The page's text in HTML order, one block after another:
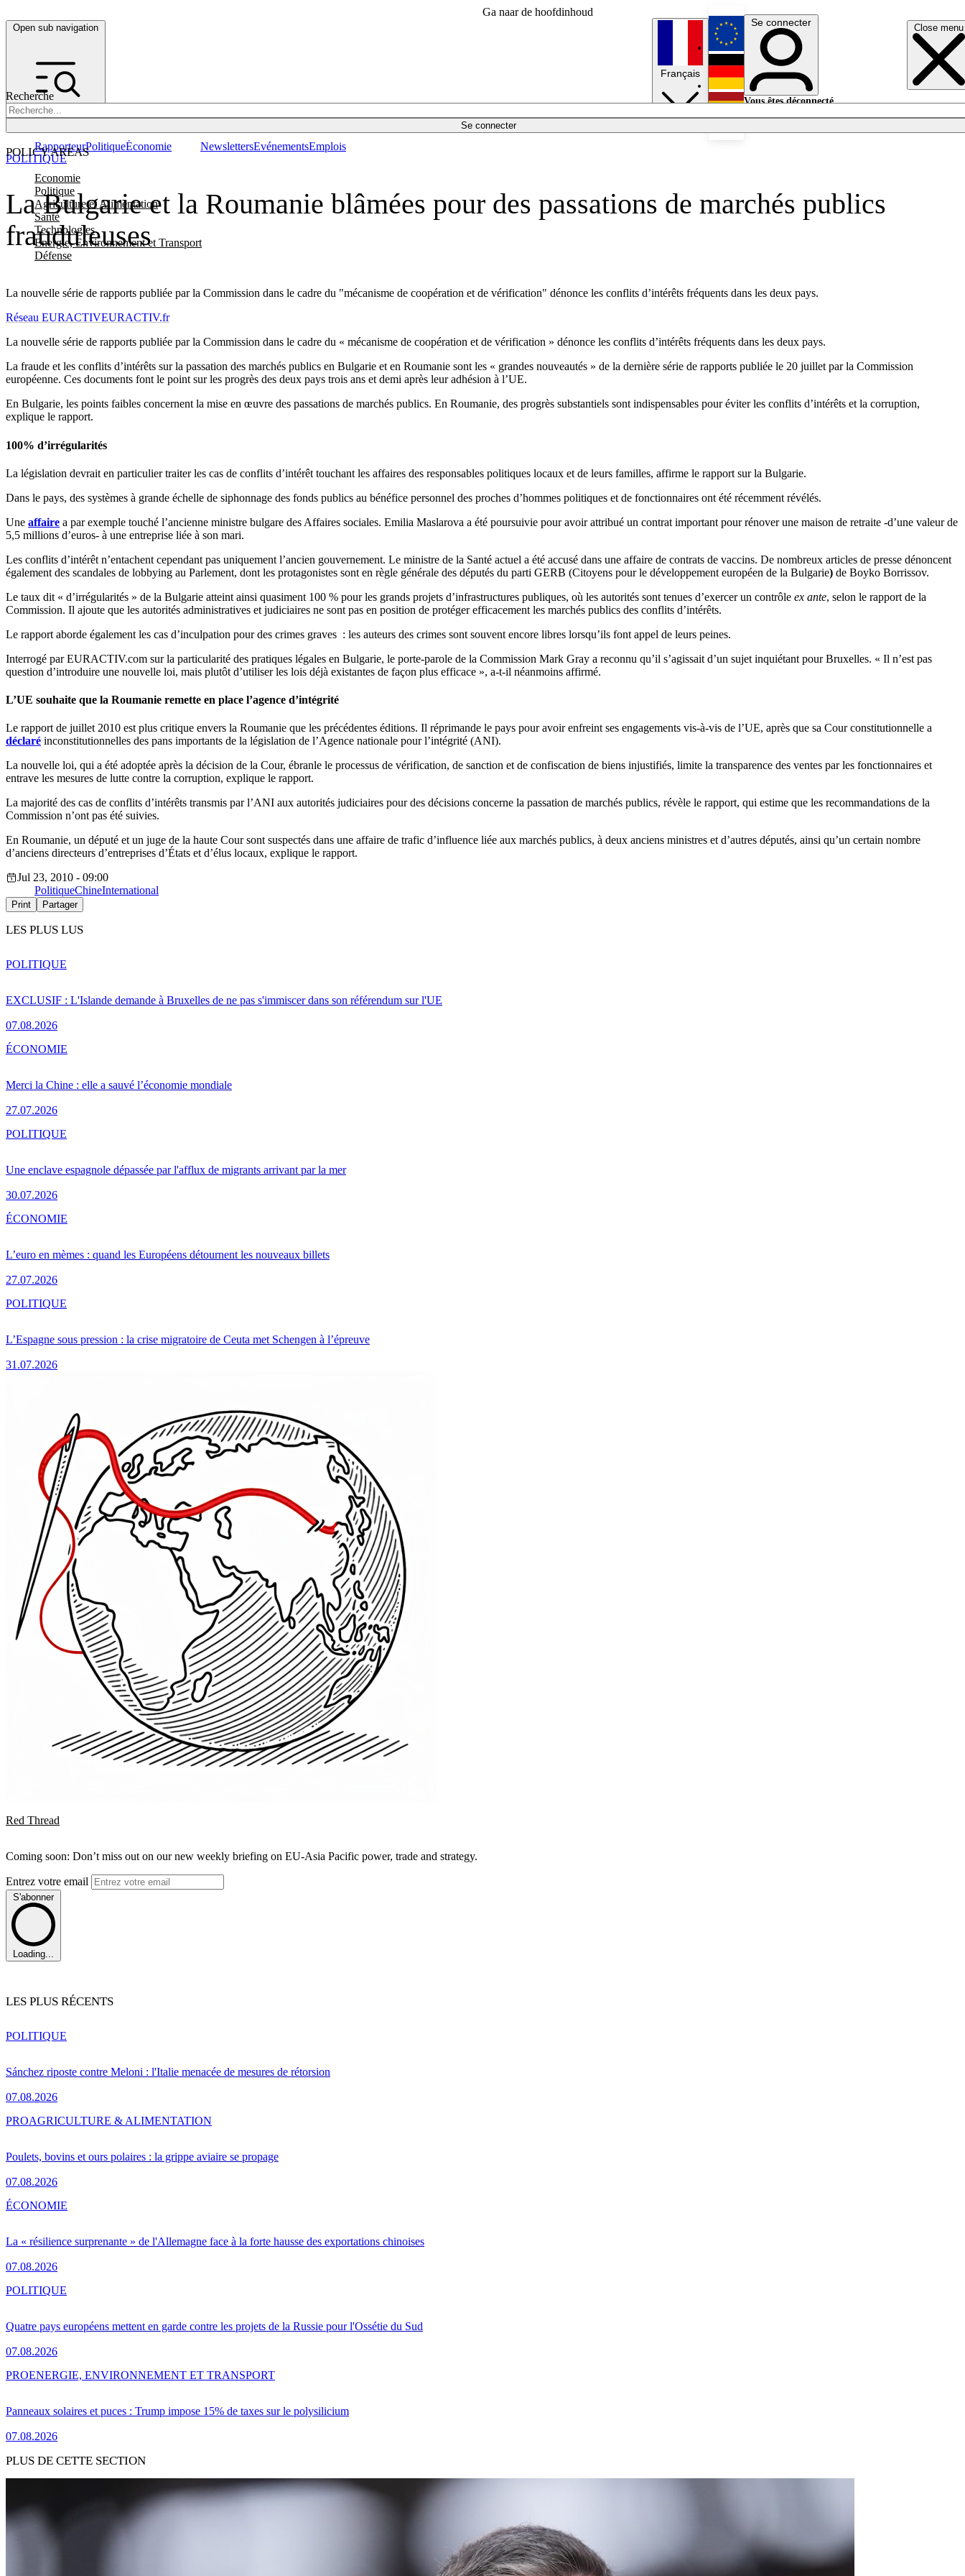
Ga naar de hoofdinhoud
Open sub navigation Close menu
Recherche
Se connecter
POLICY AREAS
Economie
Politique
Agriculture et Alimentation
Santé
Technologies
Energie, Environnement et Transport
Défense
RapporteurPolitiqueÉconomie NewslettersEvénementsEmplois
Français
English
Deutsch
Se connecter
Vous êtes déconnecté.
La Bulgarie et la Roumanie blâmées pour des passations de marchés publics
frauduleuses
La nouvelle série de rapports publiée par la Commission dans le cadre du "mécanisme de coopération et de vérification" dénonce les conflits d’intérêts fréquents dans les deux pays.
POLITIQUE
Réseau EURACTIVEURACTIV.fr
La nouvelle série de rapports publiée par la Commission dans le cadre du « mécanisme de coopération et de vérification » dénonce les conflits d’intérêts fréquents dans les deux pays.
La fraude et les conflits d’intérêts sur la passation des marchés publics en Bulgarie et en Roumanie sont les « grandes nouveautés » de la dernière série de rapports publiée le 20 juillet par la Commission
européenne. Ces documents font le point sur les progrès des deux pays trois ans et demi après leur adhésion à l’UE.
En Bulgarie, les points faibles concernent la mise en œuvre des passations de marchés publics. En Roumanie, des progrès substantiels sont indispensables pour éviter les conflits d’intérêts et la corruption,
explique le rapport.
100% d’irrégularités
La législation devrait en particulier traiter les cas de conflits d’intérêt touchant les affaires des responsables politiques locaux et de leurs familles, affirme le rapport sur la Bulgarie.
Dans le pays, des systèmes à grande échelle de siphonnage des fonds publics au bénéfice personnel des proches d’hommes politiques et de fonctionnaires ont été récemment révélés.
Une affaire a par exemple touché l’ancienne ministre bulgare des Affaires sociales. Emilia Maslarova a été poursuivie pour avoir attribué un contrat important pour rénover une maison de retraite -d’une valeur de
5,5 millions d’euros- à une entreprise liée à son mari.
Les conflits d’intérêt n’entachent cependant pas uniquement l’ancien gouvernement. Le ministre de la Santé actuel a été accusé dans une affaire de contrats de vaccins. De nombreux articles de presse dénoncent
également des scandales de lobbying au Parlement, dont les protagonistes sont en règle générale des députés du parti GERB (Citoyens pour le développement européen de la Bulgarie) de Boyko Borrissov.
Le taux dit « d’irrégularités » de la Bulgarie atteint ainsi quasiment 100 % pour les grands projets d’infrastructures publiques, où les autorités sont tenues d’exercer un contrôle ex ante, selon le rapport de la
Commission. Il ajoute que les autorités administratives et judiciaires ne sont pas en position de protéger efficacement les marchés publics des conflits d’intérêts.
Le rapport aborde également les cas d’inculpation pour des crimes graves : les auteurs des crimes sont souvent encore libres lorsqu’ils font appel de leurs peines.
Interrogé par EURACTIV.com sur la particularité des pratiques légales en Bulgarie, le porte-parole de la Commission Mark Gray a reconnu qu’il s’agissait d’un sujet inquiétant pour Bruxelles. « Il n’est pas
question d’introduire une nouvelle loi, mais plutôt d’utiliser les lois déjà existantes de façon plus efficace », a-t-il néanmoins affirmé.
L’UE souhaite que la Roumanie remette en place l’agence d’intégrité
Le rapport de juillet 2010 est plus critique envers la Roumanie que les précédentes éditions. Il réprimande le pays pour avoir enfreint ses engagements vis-à-vis de l’UE, après que sa Cour constitutionnelle a
déclaré inconstitutionnelles des pans importants de la législation de l’Agence nationale pour l’intégrité (ANI).
La nouvelle loi, qui a été adoptée après la décision de la Cour, ébranle le processus de vérification, de sanction et de confiscation de biens injustifiés, limite la transparence des ventes par les fonctionnaires et
entrave les mesures de lutte contre la corruption, explique le rapport.
La majorité des cas de conflits d’intérêts transmis par l’ANI aux autorités judiciaires pour des décisions concerne la passation de marchés publics, révèle le rapport, qui estime que les recommandations de la
Commission n’ont pas été suivies.
En Roumanie, un député et un juge de la haute Cour sont suspectés dans une affaire de trafic d’influence liée aux marchés publics, à deux anciens ministres et d’autres députés, ainsi qu’un certain nombre
d’anciens directeurs d’entreprises d’États et d’élus locaux, explique le rapport.
Jul 23, 2010 - 09:00
PolitiqueChineInternational
Print Partager
LES PLUS LUS
EXCLUSIF : L'Islande demande à Bruxelles de ne pas s'immiscer dans son référendum sur l'UE
07.08.2026
POLITIQUE
Merci la Chine : elle a sauvé l’économie mondiale
27.07.2026
ÉCONOMIE
Une enclave espagnole dépassée par l'afflux de migrants arrivant par la mer
30.07.2026
POLITIQUE
L’euro en mèmes : quand les Européens détournent les nouveaux billets
27.07.2026
ÉCONOMIE
L’Espagne sous pression : la crise migratoire de Ceuta met Schengen à l’épreuve
31.07.2026
POLITIQUE
Red Thread
Coming soon: Don’t miss out on our new weekly briefing on EU-Asia Pacific power, trade and strategy.
Entrez votre email
S'abonner
Loading...
LES PLUS RÉCENTS
Sánchez riposte contre Meloni : l'Italie menacée de mesures de rétorsion
07.08.2026
POLITIQUE
Poulets, bovins et ours polaires : la grippe aviaire se propage
07.08.2026
PROAGRICULTURE & ALIMENTATION
La « résilience surprenante » de l'Allemagne face à la forte hausse des exportations chinoises
07.08.2026
ÉCONOMIE
Quatre pays européens mettent en garde contre les projets de la Russie pour l'Ossétie du Sud
07.08.2026
POLITIQUE
Panneaux solaires et puces : Trump impose 15% de taxes sur le polysilicium
07.08.2026
PROENERGIE, ENVIRONNEMENT ET TRANSPORT
PLUS DE CETTE SECTION